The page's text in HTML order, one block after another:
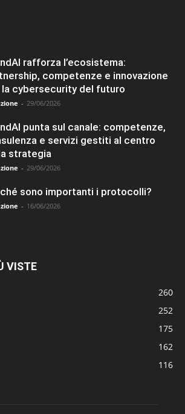
rafforza l’ecosistema:
competenze e innovazione
la cybersecurity del futuro
- 29/06/2026
punta sul canale: competenze,
e servizi gestiti al centro
strategia
- 29/06/2026
sono importanti i protocolli?
- 16/06/2026
VISTE
260
252
175
162
116